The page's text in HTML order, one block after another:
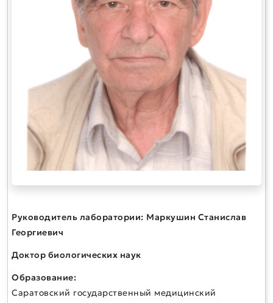
Руководитель лаборатории: Маркушин Станислав
Георгиевич
Доктор биологических наук
Образование:
Саратовский государственный медицинский